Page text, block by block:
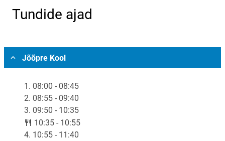
Tundide ajad
Jõõpre Kool
1. 08:00 - 08:45
2. 08:55 - 09:40
3. 09:50 - 10:35
lunch
10:35 - 10:55
4. 10:55 - 11:40